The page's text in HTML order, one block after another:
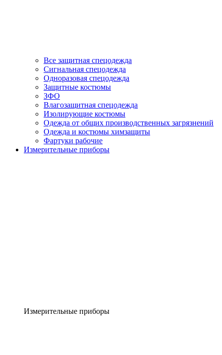
Все защитная спецодежда
Сигнальная спецодежда
Одноразовая спецодежда
Защитные костюмы
ЗФО
Влагозащитная спецодежда
Изолирующие костюмы
Одежда от общих производственных загрязнений
Одежда и костюмы химзащиты
Фартуки рабочие
Измерительные приборы
Измерительные приборы